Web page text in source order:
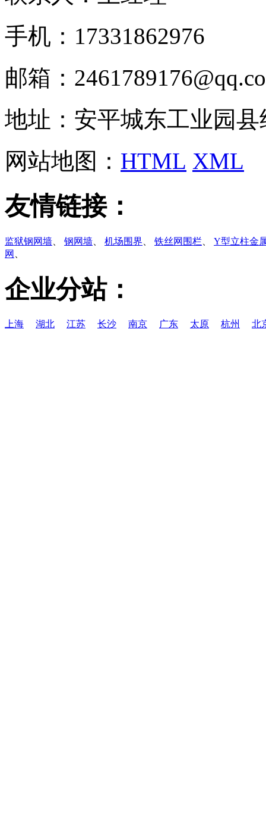
手机：17331862976
邮箱：
地址：安平城东工业园县
网站地图： HTML XML
友情链接：
监狱钢网墙 钢网墙 机场围界 铁丝网围栏
Y型立柱金
网
企业分站：
上海 湖北 江苏 长沙 南京 广东 太原 杭州 北